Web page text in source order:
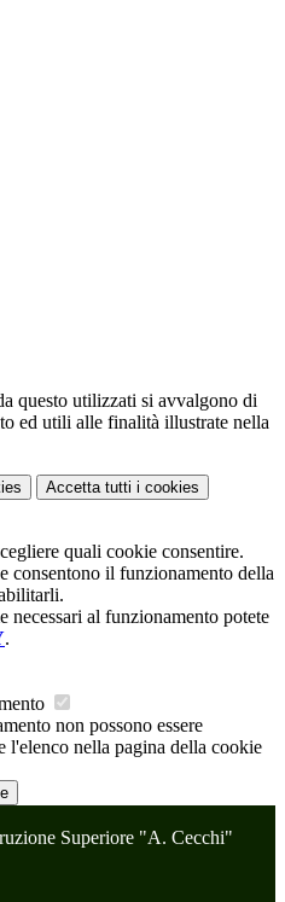
questo utilizzati si avvalgono di
ed utili alle finalità illustrate nella
Accetta tutti i cookies
quali cookie consentire.
consentono il funzionamento della
necessari al funzionamento potete
.
non possono essere
l'elenco nella pagina della cookie
Superiore "A. Cecchi"